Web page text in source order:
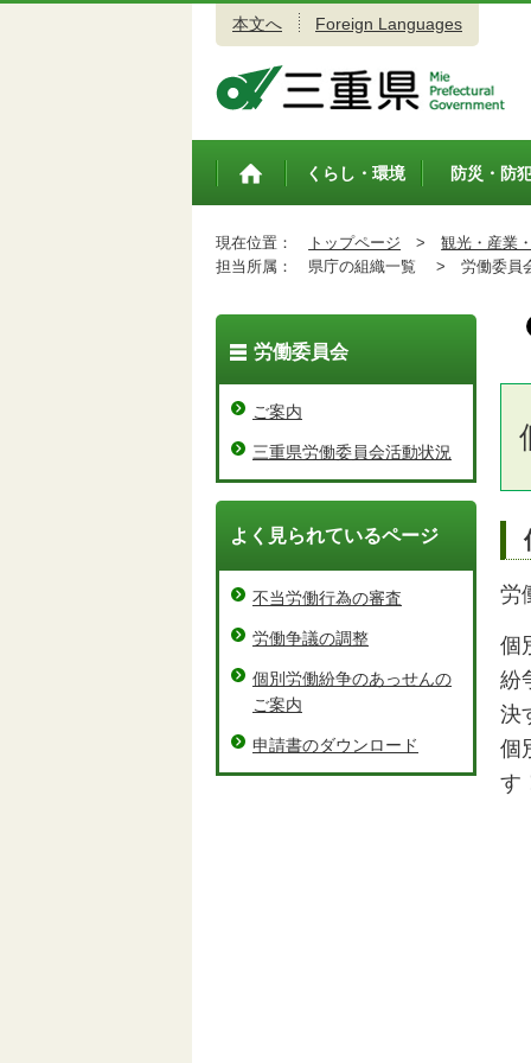
本文へ Foreign Languages
トップペ
くらし・環境 防災・防
現在位置： トップページ >
観光・産業
担当所属：
県庁の組織一覧 > 労働委員
労
個
紛
決
個
す
労働委員会
ご案内
三重県労働委員会活動状況
よく見られているページ
不当労働行為の審査
労働争議の調整
個別労働紛争のあっせんの
ご案内
申請書のダウンロード